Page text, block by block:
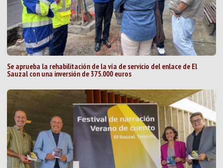
Se aprueba la rehabilitación de la vía de servicio del enlace de El
Sauzal con una inversión de 375.000 euros